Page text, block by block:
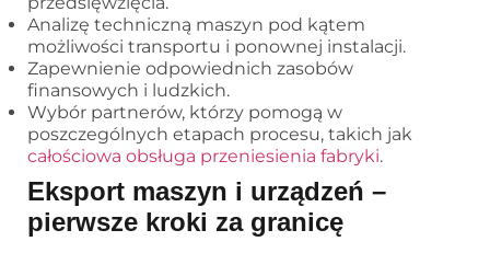
Analizę techniczną maszyn pod kątem
możliwości transportu i ponownej instalacji.
Zapewnienie odpowiednich zasobów
finansowych i ludzkich.
Wybór partnerów, którzy pomogą w
poszczególnych etapach procesu, takich jak
całościowa obsługa przeniesienia fabryki.
Eksport maszyn i urządzeń –
pierwsze kroki za granicę